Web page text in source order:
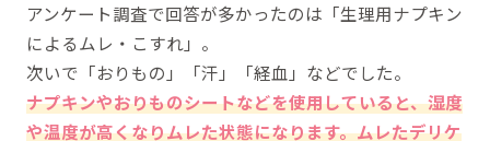
アンケート調査で回答が多かったのは「生理用ナプキン
によるムレ・こすれ」。
次いで「おりもの」「汗」「経血」などでした。
ナプキンやおりものシートなどを使用していると、湿度
や温度が高くなりムレた状態になります。ムレたデリケ